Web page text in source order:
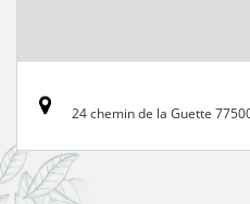
24 chemin de la Guette